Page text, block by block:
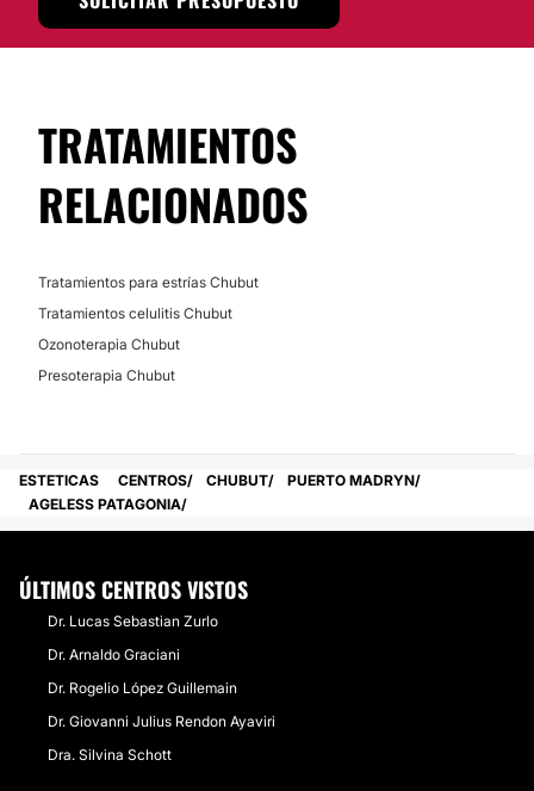
TRATAMIENTOS
RELACIONADOS
Tratamientos para estrías Chubut
Tratamientos celulitis Chubut
Ozonoterapia Chubut
Presoterapia Chubut
ESTETICAS CENTROS CHUBUT
PUERTO MADRYN
AGELESS PATAGONIA
ÚLTIMOS CENTROS VISTOS
Dr. Lucas Sebastian Zurlo
Dr. Arnaldo Graciani
Dr. Rogelio López Guillemain
Dr. Giovanni Julius Rendon Ayaviri
Dra. Silvina Schott